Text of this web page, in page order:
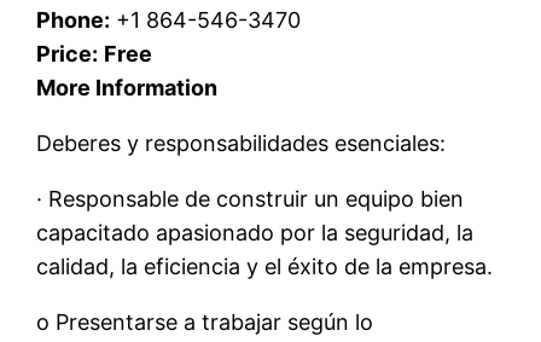
Phone: +1 864-546-3470
Price: Free
More Information
Deberes y responsabilidades esenciales:
· Responsable de construir un equipo bien
capacitado apasionado por la seguridad, la
calidad, la eficiencia y el éxito de la empresa.
o Presentarse a trabajar según lo